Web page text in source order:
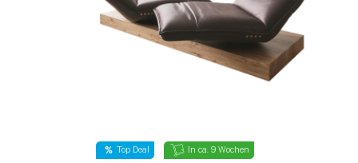
Top Deal In ca. 9 Wochen